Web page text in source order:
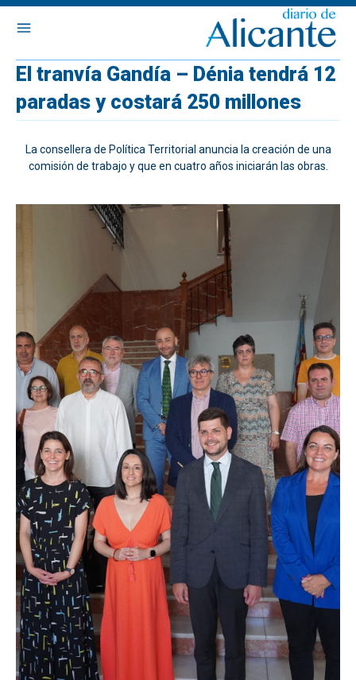
El tranvía Gandía – Dénia tendrá 12
paradas y costará 250 millones
La consellera de Política Territorial anuncia la creación de una
comisión de trabajo y que en cuatro años iniciarán las obras.